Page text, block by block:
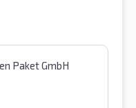
Paket GmbH